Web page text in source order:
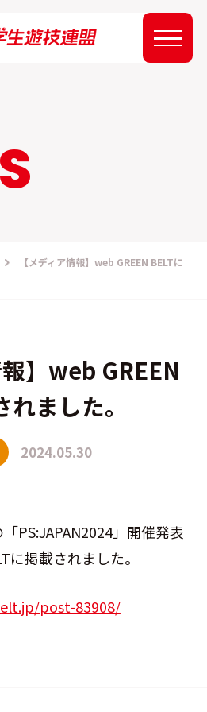
【メディア情報】web GREEN BELTに
報】web GREEN
ました。
2024.05.30
PS:JAPAN2024」開催発表
に掲載されました。
post-83908/